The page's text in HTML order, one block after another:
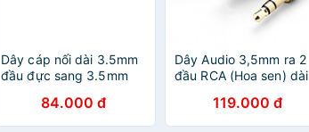
Dây cáp nối dài 3.5mm
đầu đực sang 3.5mm
1.5m UGREEN AV118
10593 - Hàng Chính
84.000 đ
Dây Audio 3,5mm ra 2
đầu RCA (Hoa sen) dài
10583 - Hàng Chính
Hãng
119.000 đ